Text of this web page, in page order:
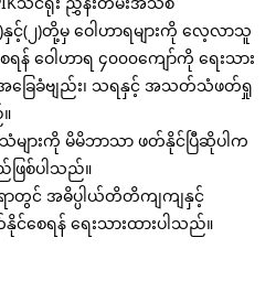
နှင့်(၂)တို့မှ ဝေါဟာရများကို လေ့လာသူ
ဝေါဟာရ ၄၀၀၀ကျော်ကို ရေးသား
ခြေခံဗျည်း၊ သရနှင့် အသတ်သံဖတ်ရှု
များကို မိမိဘာသာ ဖတ်နိုင်ပြီဆိုပါက
ဖြစ်ပါသည်။
ာတွင် အဓိပ္ပါယ်တိတိကျကျနှင့်
ေရန် ရေးသားထားပါသည်။